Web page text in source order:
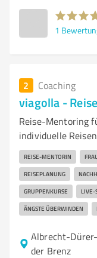
1
2 Coaching
viagolla -
Reise-Mentoring
individuelle Reisen
REISE-MENTORIN
REISEPLANUNG
GRUPPENKURSE LIVE-
ÄNGSTE ÜBERWINDEN
Albrecht-
der Brenz